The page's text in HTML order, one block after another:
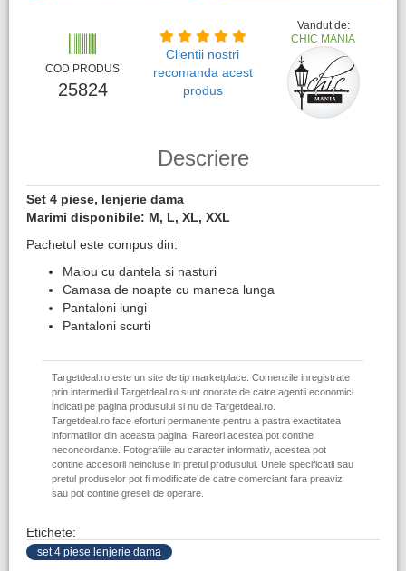
COD PRODUS
25824
Clientii nostri
recomanda acest
produs
Vandut de:
CHIC MANIA
Descriere
Set 4 piese, lenjerie dama
Marimi disponibile: M, L, XL, XXL
Pachetul este compus din:
Maiou cu dantela si nasturi
Camasa de noapte cu maneca lunga
Pantaloni lungi
Pantaloni scurti
Targetdeal.ro este un site de tip marketplace. Comenzile inregistrate
prin intermediul Targetdeal.ro sunt onorate de catre agentii economici
indicati pe pagina produsului si nu de Targetdeal.ro.
Targetdeal.ro face eforturi permanente pentru a pastra exactitatea
informatiilor din aceasta pagina. Rareori acestea pot contine
neconcordante. Fotografiile au caracter informativ, acestea pot
contine accesorii neincluse in pretul produsului. Unele specificatii sau
pretul produselor pot fi modificate de catre comerciant fara preaviz
sau pot contine greseli de operare.
Etichete:
set 4 piese lenjerie dama